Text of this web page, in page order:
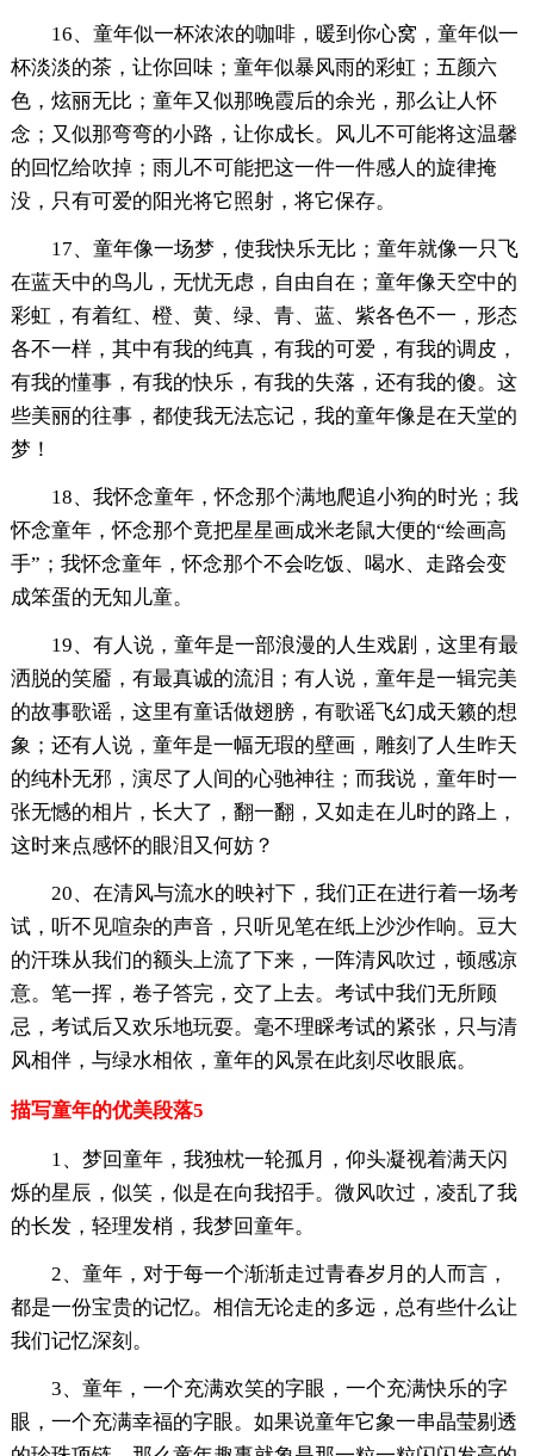
16、童年似一杯浓浓的咖啡，暖到你心窝，童年似一
杯淡淡的茶，让你回味；童年似暴风雨的彩虹；五颜六
色，炫丽无比；童年又似那晚霞后的余光，那么让人怀
念；又似那弯弯的小路，让你成长。风儿不可能将这温馨
的回忆给吹掉；雨儿不可能把这一件一件感人的旋律掩
没，只有可爱的阳光将它照射，将它保存。
17、童年像一场梦，使我快乐无比；童年就像一只飞
在蓝天中的鸟儿，无忧无虑，自由自在；童年像天空中的
彩虹，有着红、橙、黄、绿、青、蓝、紫各色不一，形态
各不一样，其中有我的纯真，有我的可爱，有我的调皮，
有我的懂事，有我的快乐，有我的失落，还有我的傻。这
些美丽的往事，都使我无法忘记，我的童年像是在天堂的
梦！
18、我怀念童年，怀念那个满地爬追小狗的时光；我
怀念童年，怀念那个竟把星星画成米老鼠大便的“绘画高
手”；我怀念童年，怀念那个不会吃饭、喝水、走路会变
成笨蛋的无知儿童。
19、有人说，童年是一部浪漫的人生戏剧，这里有最
洒脱的笑靥，有最真诚的流泪；有人说，童年是一辑完美
的故事歌谣，这里有童话做翅膀，有歌谣飞幻成天籁的想
象；还有人说，童年是一幅无瑕的壁画，雕刻了人生昨天
的纯朴无邪，演尽了人间的心驰神往；而我说，童年时一
张无憾的相片，长大了，翻一翻，又如走在儿时的路上，
这时来点感怀的眼泪又何妨？
20、在清风与流水的映衬下，我们正在进行着一场考
试，听不见喧杂的声音，只听见笔在纸上沙沙作响。豆大
的汗珠从我们的额头上流了下来，一阵清风吹过，顿感凉
意。笔一挥，卷子答完，交了上去。考试中我们无所顾
忌，考试后又欢乐地玩耍。毫不理睬考试的紧张，只与清
风相伴，与绿水相依，童年的风景在此刻尽收眼底。
描写童年的优美段落5
1、梦回童年，我独枕一轮孤月，仰头凝视着满天闪
烁的星辰，似笑，似是在向我招手。微风吹过，凌乱了我
的长发，轻理发梢，我梦回童年。
2、童年，对于每一个渐渐走过青春岁月的人而言，
都是一份宝贵的记忆。相信无论走的多远，总有些什么让
我们记忆深刻。
3、童年，一个充满欢笑的字眼，一个充满快乐的字
眼，一个充满幸福的字眼。如果说童年它象一串晶莹剔透